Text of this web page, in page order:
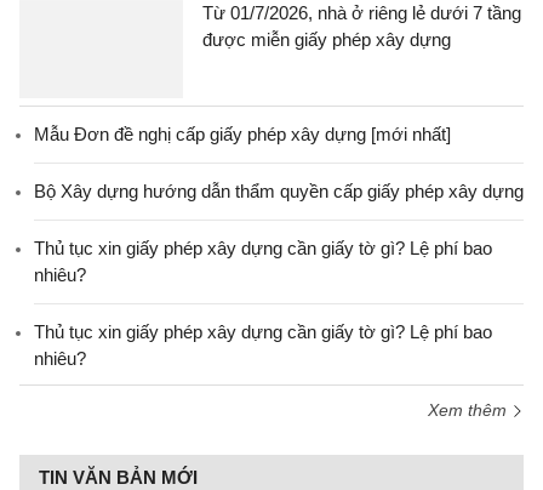
Từ 01/7/2026, nhà ở riêng lẻ dưới 7 tầng
được miễn giấy phép xây dựng
Mẫu Đơn đề nghị cấp giấy phép xây dựng [mới nhất]
Bộ Xây dựng hướng dẫn thẩm quyền cấp giấy phép xây dựng
Thủ tục xin giấy phép xây dựng cần giấy tờ gì? Lệ phí bao
nhiêu?
Thủ tục xin giấy phép xây dựng cần giấy tờ gì? Lệ phí bao
nhiêu?
Xem thêm
TIN VĂN BẢN MỚI